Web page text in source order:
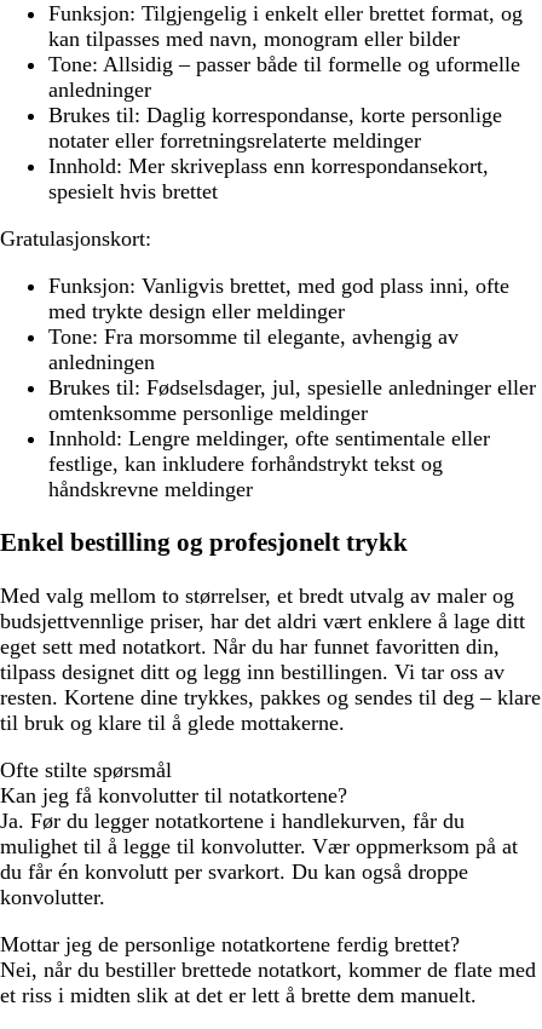
Funksjon: Tilgjengelig i enkelt eller brettet format, og
kan tilpasses med navn, monogram eller bilder
Tone: Allsidig – passer både til formelle og uformelle
anledninger
Brukes til: Daglig korrespondanse, korte personlige
notater eller forretningsrelaterte meldinger
Innhold: Mer skriveplass enn korrespondansekort,
spesielt hvis brettet
Gratulasjonskort:
Funksjon: Vanligvis brettet, med god plass inni, ofte
med trykte design eller meldinger
Tone: Fra morsomme til elegante, avhengig av
anledningen
Brukes til: Fødselsdager, jul, spesielle anledninger eller
omtenksomme personlige meldinger
Innhold: Lengre meldinger, ofte sentimentale eller
festlige, kan inkludere forhåndstrykt tekst og
håndskrevne meldinger
Enkel bestilling og profesjonelt trykk
Med valg mellom to størrelser, et bredt utvalg av maler og
budsjettvennlige priser, har det aldri vært enklere å lage ditt
eget sett med notatkort. Når du har funnet favoritten din,
tilpass designet ditt og legg inn bestillingen. Vi tar oss av
resten. Kortene dine trykkes, pakkes og sendes til deg – klare
til bruk og klare til å glede mottakerne.
Ofte stilte spørsmål
Kan jeg få konvolutter til notatkortene?
Ja. Før du legger notatkortene i handlekurven, får du
mulighet til å legge til konvolutter. Vær oppmerksom på at
du får én konvolutt per svarkort. Du kan også droppe
konvolutter.
Mottar jeg de personlige notatkortene ferdig brettet?
Nei, når du bestiller brettede notatkort, kommer de flate med
et riss i midten slik at det er lett å brette dem manuelt.